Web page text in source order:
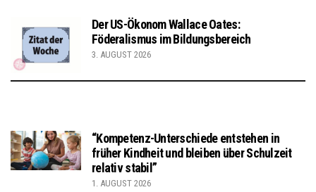
Der US-Ökonom Wallace Oates:
Föderalismus im Bildungsbereich
3. AUGUST 2026
“Kompetenz-Unterschiede entstehen in
früher Kindheit und bleiben über Schulzeit
relativ stabil”
1. AUGUST 2026